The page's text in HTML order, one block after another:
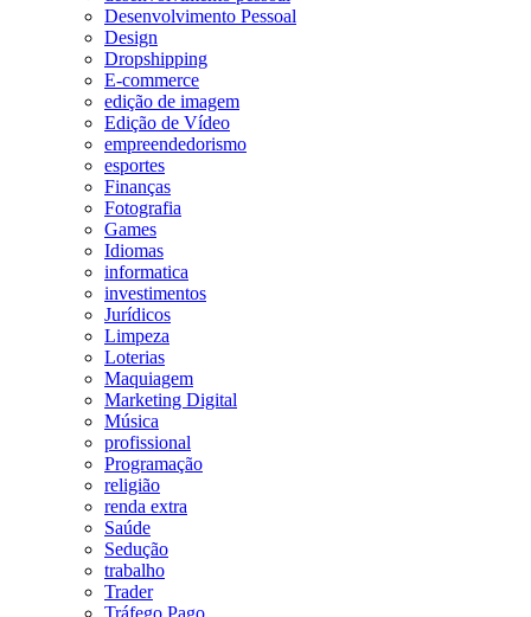
Desenvolvimento Pessoal
Design
Dropshipping
E-commerce
edição de imagem
Edição de Vídeo
empreendedorismo
esportes
Finanças
Fotografia
Games
Idiomas
informatica
investimentos
Jurídicos
Limpeza
Loterias
Maquiagem
Marketing Digital
Música
profissional
Programação
religião
renda extra
Saúde
Sedução
trabalho
Trader